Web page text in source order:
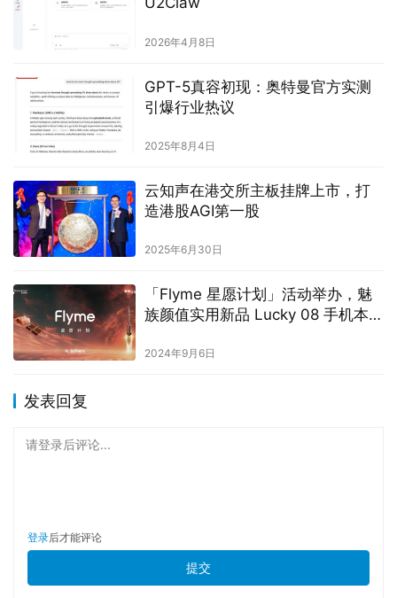
2026年4月8日
GPT-5真容初现：奥特曼官方实测
引爆行业热议
2025年8月4日
云知声在港交所主板挂牌上市，打
造港股AGI第一股
2025年6月30日
「Flyme 星愿计划」活动举办，魅
族颜值实用新品 Lucky 08 手机本月
2024年9月6日
发表回复
请登录后评论...
登录后才能评论
提交